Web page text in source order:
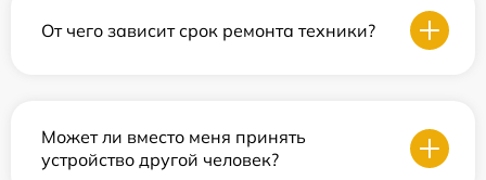
От чего зависит срок ремонта техники?
Может ли вместо меня принять
устройство другой человек?